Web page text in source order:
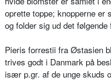
oprette toppe; knopperne er
og folder sig ud det
Pieris forrestii fra Østasien
trives godt i Danmark på
især p.gr. af de unge skuds